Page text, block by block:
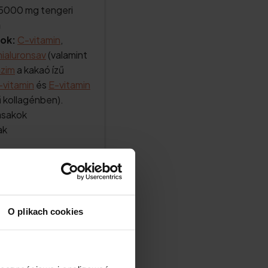
O plikach cookies
mg tengeri
C-vitamin
(valamint
a kakaó ízű
vitamin és E-vitamin